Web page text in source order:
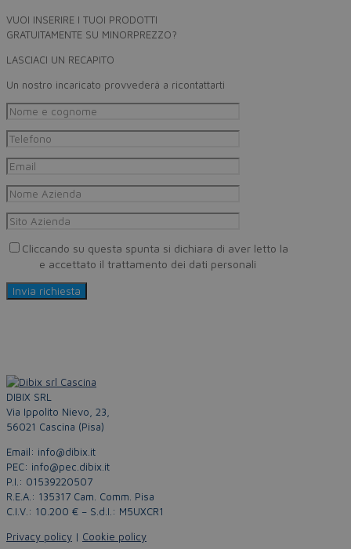
VUOI INSERIRE I TUOI PRODOTTI
GRATUITAMENTE SU MINORPREZZO?
LASCIACI UN RECAPITO
Un nostro incaricato provvederà a ricontattarti
Cliccando su questa spunta si dichiara di aver letto la
e accettato il trattamento dei dati personali
DIBIX SRL
Via Ippolito Nievo, 23,
56021 Cascina (Pisa)
Email: info@dibix.it
PEC: info@pec.dibix.it
P.I.: 01539220507
R.E.A.: 135317 Cam. Comm. Pisa
C.I.V.: 10.200 € – S.d.I.: M5UXCR1
Privacy policy | Cookie policy